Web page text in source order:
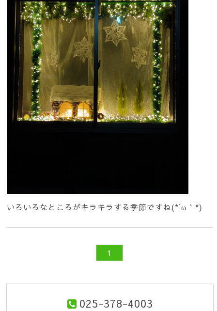
いろいろなところがキラキラする季節ですね(*´ω｀*)
1
025-378-4003